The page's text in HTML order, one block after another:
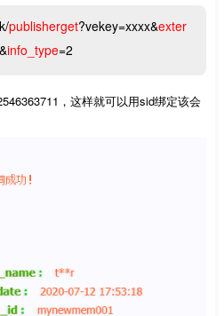
publisherget?vekey=xxxx&exter
info_type=2
，这样就可以用sid绑定该会